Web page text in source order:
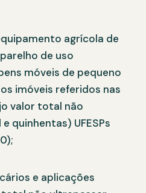
agrícola de
de uso
móveis de pequeno
imóveis referidos nas
valor total não
quinhentas) UFESPs
e aplicações